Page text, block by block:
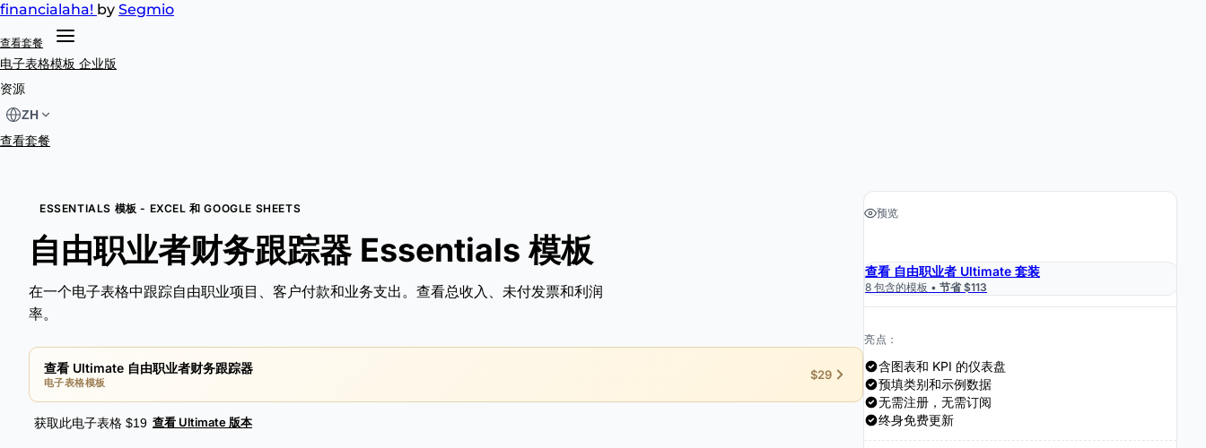
financialaha! by Segmio
查看套餐
电子表格模板 企业版
资源
ZH
查看套餐
ESSENTIALS 模板 - EXCEL 和 GOOGLE SHEETS
自由职业者财务跟踪器 Essentials 模板
在一个电子表格中跟踪自由职业项目、客户付款和业务支出。查看总收入、未付发票和利润
率。
查看 Ultimate 自由职业者财务跟踪器
电子表格模板
$29
获取此电子表格 $19 查看 Ultimate 版本
预览
查看 自由职业者 Ultimate 套装
8 包含的模板 • 节省 $113
亮点：
含图表和 KPI 的仪表盘
预填类别和示例数据
无需注册，无需订阅
终身免费更新